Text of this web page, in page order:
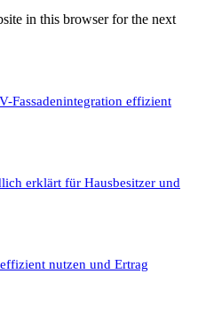
in this browser for the next
Fassadenintegration effizient
erklärt für Hausbesitzer und
nutzen und Ertrag